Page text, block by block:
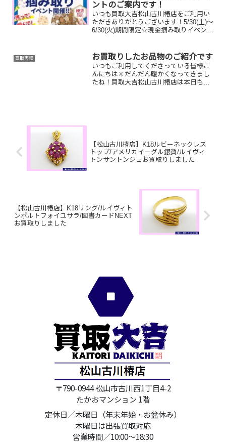
ントのご案内です！
いつも買取大吉松山古川椿店をご利用い
ただきありがとうございます！5/30(土)～
6/30(火)期間限定☆現金掴み取りイベント
類、テレカ、切手、古銭、現行銭両替は
対...
買取実績 お買取りしたお品物のご紹介です
いつもご利用してくださっている皆様こ
んにちは🔆だんだん暖かくなってきまし
たね！買取大吉松山古川椿店は本日も元
【松山古川椿店】K18ルビーネックレス
トップ/アメリカイーグル銀貨/ルイヴィ
トンサントンジュお買取りしました
【松山古川椿店】K18リング/ルイヴィト
ンポルトフォイユサラ/図書カードNEXT
お買取りしました
〒790-0944 松山市古川西1丁目4-2
たかおマンション 1階
定休日／木曜日（年末年始・お盆休み）
木曜日は出張買取対応
営業時間／10:00～18:30